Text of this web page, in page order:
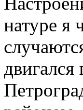
натуре я